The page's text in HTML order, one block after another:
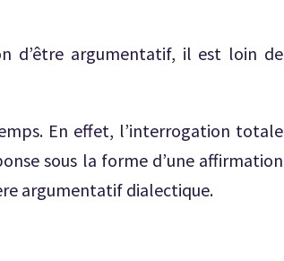
d’être argumentatif, il est loin de
En effet, l’interrogation totale
sous la forme d’une affirmation
argumentatif dialectique.